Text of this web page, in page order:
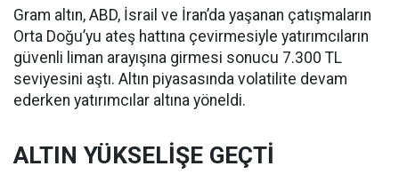
Gram altın, ABD, İsrail ve İran’da yaşanan çatışmaların
Orta Doğu’yu ateş hattına çevirmesiyle yatırımcıların
güvenli liman arayışına girmesi sonucu 7.300 TL
seviyesini aştı. Altın piyasasında volatilite devam
ederken yatırımcılar altına yöneldi.
ALTIN YÜKSELİŞE GEÇTİ